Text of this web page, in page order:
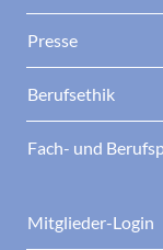
Presse
Berufsethik
Fach- und
Mitglieder-Login